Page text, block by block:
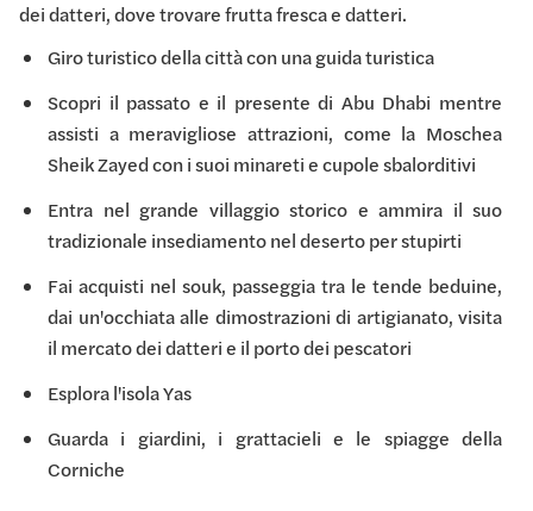
dei datteri, dove trovare frutta fresca e datteri.
Giro turistico della città con una guida turistica
Scopri il passato e il presente di Abu Dhabi mentre
assisti a meravigliose attrazioni, come la Moschea
Sheik Zayed con i suoi minareti e cupole sbalorditivi
Entra nel grande villaggio storico e ammira il suo
tradizionale insediamento nel deserto per stupirti
Fai acquisti nel souk, passeggia tra le tende beduine,
dai un'occhiata alle dimostrazioni di artigianato, visita
il mercato dei datteri e il porto dei pescatori
Esplora l'isola Yas
Guarda i giardini, i grattacieli e le spiagge della
Corniche